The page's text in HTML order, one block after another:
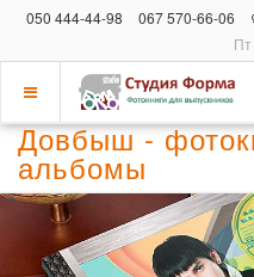
050 444-44-98 067 570-66-06
Показать
меню
Довбыш -
альбомы